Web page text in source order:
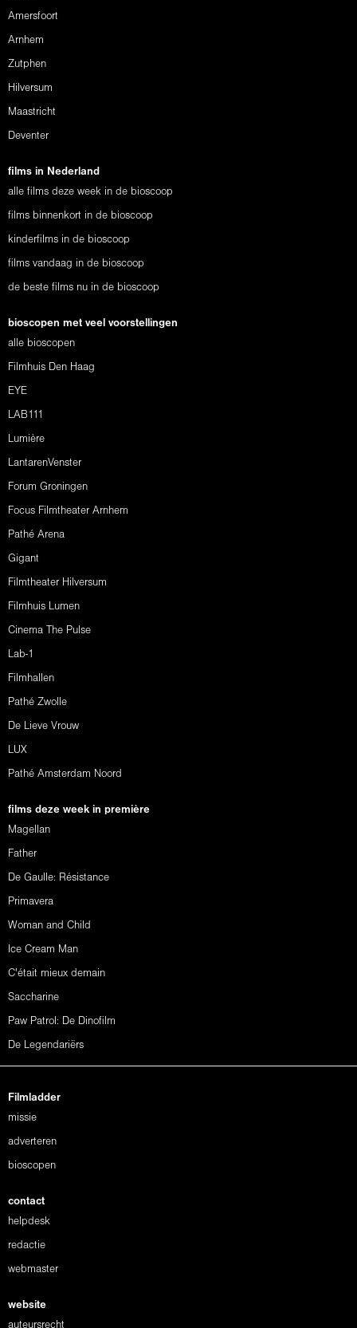
Amersfoort
Arnhem
Zutphen
Hilversum
Maastricht
Deventer
films in Nederland
alle films deze week in de bioscoop
films binnenkort in de bioscoop
kinderfilms in de bioscoop
films vandaag in de bioscoop
de beste films nu in de bioscoop
bioscopen met veel voorstellingen
alle bioscopen
Filmhuis Den Haag
EYE
LAB111
Lumière
LantarenVenster
Forum Groningen
Focus Filmtheater Arnhem
Pathé Arena
Gigant
Filmtheater Hilversum
Filmhuis Lumen
Cinema The Pulse
Lab-1
Filmhallen
Pathé Zwolle
De Lieve Vrouw
LUX
Pathé Amsterdam Noord
films deze week in première
Magellan
Father
De Gaulle: Résistance
Primavera
Woman and Child
Ice Cream Man
C'était mieux demain
Saccharine
Paw Patrol: De Dinofilm
De Legendariërs
Filmladder
missie
adverteren
bioscopen
contact
helpdesk
redactie
webmaster
website
auteursrecht